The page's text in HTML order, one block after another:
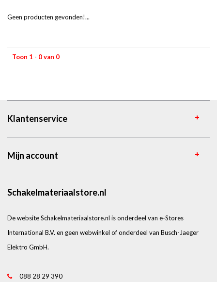
Geen producten gevonden!...
Toon 1 - 0 van 0
Klantenservice
Mijn account
Schakelmateriaalstore.nl
De website Schakelmateriaalstore.nl is onderdeel van e-Stores
International B.V. en geen webwinkel of onderdeel van Busch-Jaeger
Elektro GmbH.
088 28 29 390